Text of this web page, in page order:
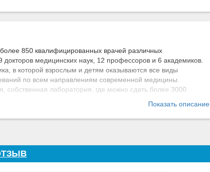
850 квалифицированных врачей различных
медицинских наук, 12 профессоров и 6 академиков.
в которой взрослым и детям оказываются все виды
по всем направлениям современной медицины.
лаборатория, где можно сдать более 3000
очередей, индивидуальный подход к каждому посетителю
пребывание под чутким наблюдением
Показать описание